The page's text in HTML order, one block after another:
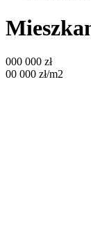
000 000 zł
00 000 zł/m2